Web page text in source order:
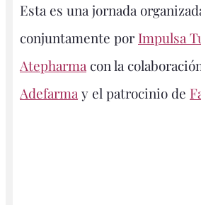
Esta es una jornada
conjuntamente porImpulsa
Atepharma con la
Adefarma y el patrocinio de